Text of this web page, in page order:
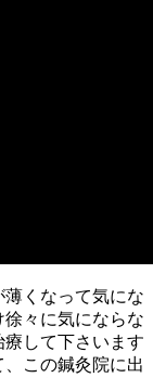
くなって気にな
々に気にならな
して下さいます
この鍼灸院に出